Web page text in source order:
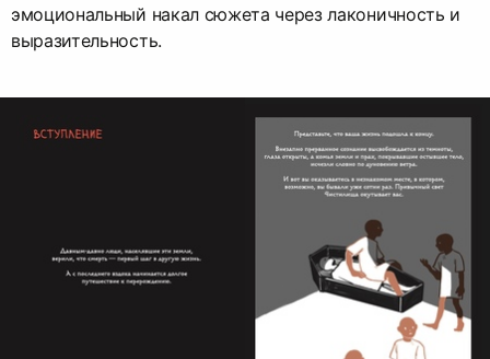
эмоциональный накал сюжета через лаконичность и
выразительность.